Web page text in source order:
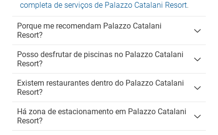
completa de serviços de Palazzo Catalani Resort.
Porque me recomendam Palazzo Catalani
Resort?
Posso desfrutar de piscinas no Palazzo Catalani
Resort?
Existem restaurantes dentro do Palazzo Catalani
Resort?
Há zona de estacionamento em Palazzo Catalani
Resort?